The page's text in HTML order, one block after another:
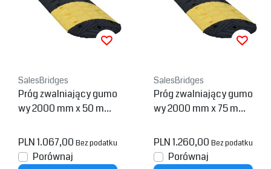
SalesBridges
Próg zwalniający gumo
wy 2000 mm x 50 mm
PLN 1.067,00 Bez podatku
Porównaj
SalesBridges
Próg zwalniający gumo
wy 2000 mm x 75 mm
PLN 1.260,00 Bez podatku
Porównaj